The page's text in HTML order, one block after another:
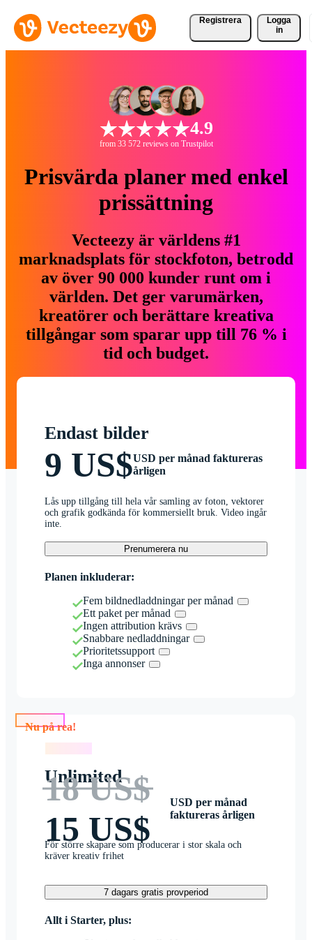
Registrera
Logga
in
4.9
from 33 572 reviews on Trustpilot
Prisvärda planer med enkel
prissättning
Vecteezy är världens #1
marknadsplats för stockfoton, betrodd
av över 90 000 kunder runt om i
världen. Det ger varumärken,
kreatörer och berättare kreativa
tillgångar som sparar upp till 76 % i
tid och budget.
Endast bilder
9 US$USD per månad faktureras
årligen
Lås upp tillgång till hela vår samling av foton, vektorer
och grafik godkända för kommersiellt bruk. Video ingår
inte.
Prenumerera nu
Planen inkluderar:
Fem bildnedladdningar per månad
Ett paket per månad
Ingen attribution krävs
Snabbare nedladdningar
Prioritetssupport
Inga annonser
Nu på rea!
Unlimited
18 US$
15 US$
USD per månad
faktureras årligen
För större skapare som producerar i stor skala och
kräver kreativ frihet
7 dagars gratis provperiod
Allt i Starter, plus: